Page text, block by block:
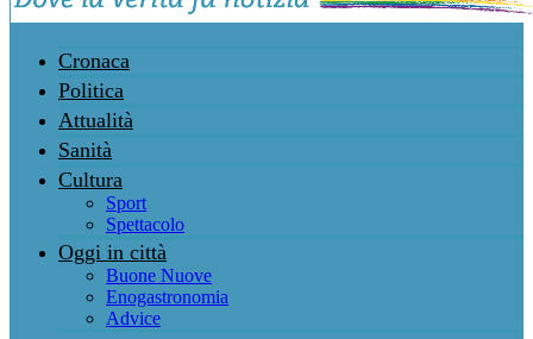
Cronaca
Politica
Attualità
Sanità
Cultura
Sport
Spettacolo
Oggi in città
Buone Nuove
Enogastronomia
Advice